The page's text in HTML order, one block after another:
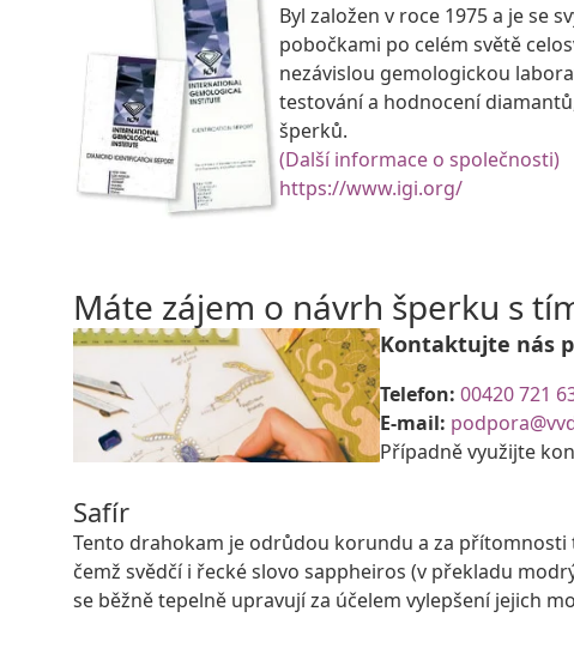
Byl založen v roce 1975 a je se
pobočkami po celém světě
nezávislou gemologickou
testování a hodnocení
šperků.
(Další informace o společnosti)
https://www.igi.org/
Máte zájem o návrh šperku s
Kontaktujte nás
Telefon: 00420 721
E-mail:
Případně využijte
Safír
Tento drahokam je odrůdou korundu a za
čemž svědčí i řecké slovo sappheiros (v překladu
se běžně tepelně upravují za účelem vylepšení jejich